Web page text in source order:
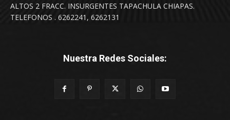
ALTOS 2 FRACC. INSURGENTES TAPACHULA CHIAPAS.
TELEFONOS . 6262241, 6262131
Nuestra Redes Sociales: